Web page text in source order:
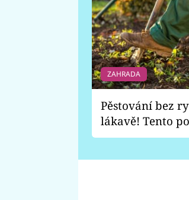
ZAHRADA
Pěstování bez
lákavě! Tento
vhodný jen pro